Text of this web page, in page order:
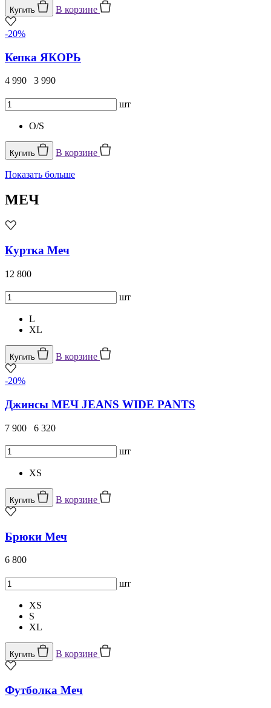
Купить В корзине
-20%
Кепка ЯКОРЬ
4 990 3 990
шт
O/S
Купить В корзине
Показать больше
МЕЧ
Куртка Меч
12 800
шт
L
XL
Купить В корзине
-20%
Джинсы МЕЧ JEANS WIDE PANTS
7 900 6 320
шт
XS
Купить В корзине
Брюки Меч
6 800
шт
XS
S
XL
Купить В корзине
Футболка Меч